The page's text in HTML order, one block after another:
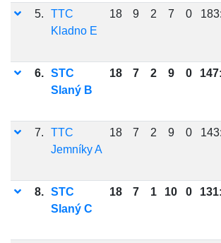
5.
TTC
Kladno E
18 9 2 7 0
6. STC
Slaný B
18 7 2 9 0
7.
TTC
Jemníky A
18 7 2 9 0
8. STC
Slaný C
18 7 1 10 0